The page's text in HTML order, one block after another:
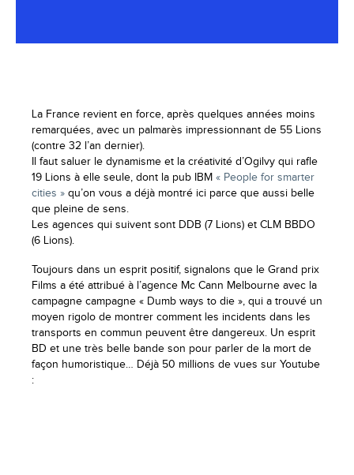
La France revient en force, après quelques années moins
remarquées, avec un palmarès impressionnant de 55 Lions
(contre 32 l’an dernier).
Il faut saluer le dynamisme et la créativité d’Ogilvy qui rafle
19 Lions à elle seule, dont la pub IBM « People for smarter
cities » qu’on vous a déjà montré ici parce que aussi belle
que pleine de sens.
Les agences qui suivent sont DDB (7 Lions) et CLM BBDO
(6 Lions).
Toujours dans un esprit positif, signalons que le Grand prix
Films a été attribué à l’agence Mc Cann Melbourne avec la
campagne campagne « Dumb ways to die », qui a trouvé un
moyen rigolo de montrer comment les incidents dans les
transports en commun peuvent être dangereux. Un esprit
BD et une très belle bande son pour parler de la mort de
façon humoristique… Déjà 50 millions de vues sur Youtube
: